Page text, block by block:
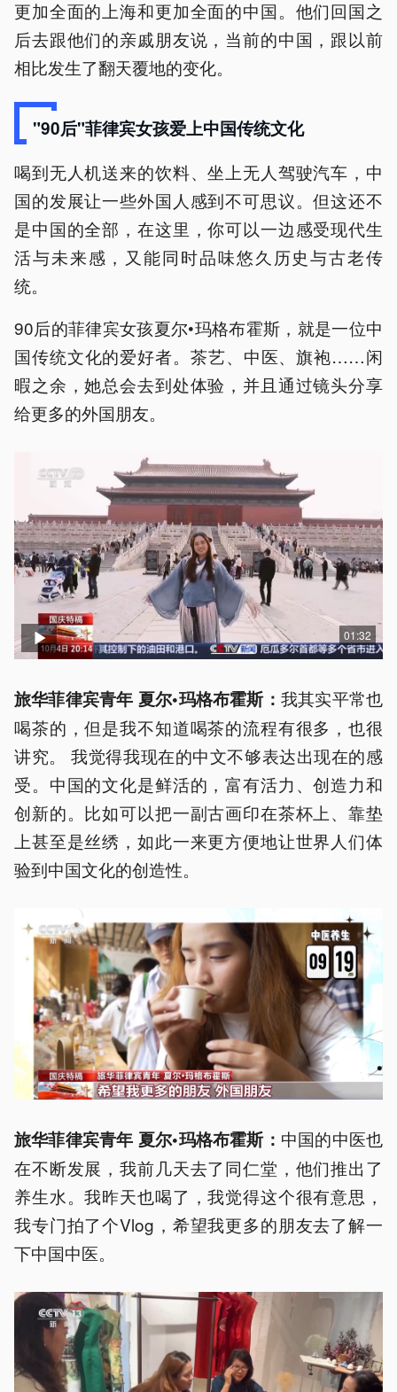
更加全面的上海和更加全面的中国。他们回国之
后去跟他们的亲戚朋友说，当前的中国，跟以前
相比发生了翻天覆地的变化。
"90后"菲律宾女孩爱上中国传统文化
喝到无人机送来的饮料、坐上无人驾驶汽车，中
国的发展让一些外国人感到不可思议。但这还不
是中国的全部，在这里，你可以一边感受现代生
活与未来感，又能同时品味悠久历史与古老传
统。
90后的菲律宾女孩夏尔•玛格布霍斯，就是一位中
国传统文化的爱好者。茶艺、中医、旗袍……闲
暇之余，她总会去到处体验，并且通过镜头分享
给更多的外国朋友。
01:32
旅华菲律宾青年 夏尔•玛格布霍斯： 我其实平常也
喝茶的，但是我不知道喝茶的流程有很多，也很
讲究。 我觉得我现在的中文不够表达出现在的感
受。中国的文化是鲜活的，富有活力、创造力和
创新的。比如可以把一副古画印在茶杯上、靠垫
上甚至是丝绣，如此一来更方便地让世界人们体
验到中国文化的创造性。
旅华菲律宾青年 夏尔•玛格布霍斯： 中国的中医也
在不断发展，我前几天去了同仁堂，他们推出了
养生水。我昨天也喝了，我觉得这个很有意思，
我专门拍了个Vlog，希望我更多的朋友去了解一
下中国中医。